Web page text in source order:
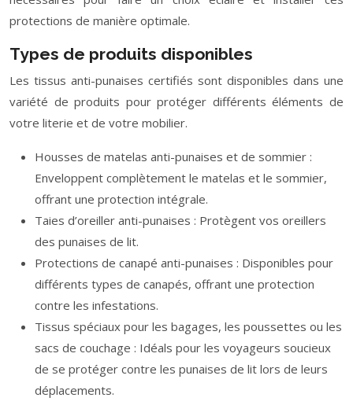
protections de manière optimale.
Types de produits disponibles
Les tissus anti-punaises certifiés sont disponibles dans une
variété de produits pour protéger différents éléments de
votre literie et de votre mobilier.
Housses de matelas anti-punaises et de sommier :
Enveloppent complètement le matelas et le sommier,
offrant une protection intégrale.
Taies d’oreiller anti-punaises : Protègent vos oreillers
des punaises de lit.
Protections de canapé anti-punaises : Disponibles pour
différents types de canapés, offrant une protection
contre les infestations.
Tissus spéciaux pour les bagages, les poussettes ou les
sacs de couchage : Idéals pour les voyageurs soucieux
de se protéger contre les punaises de lit lors de leurs
déplacements.